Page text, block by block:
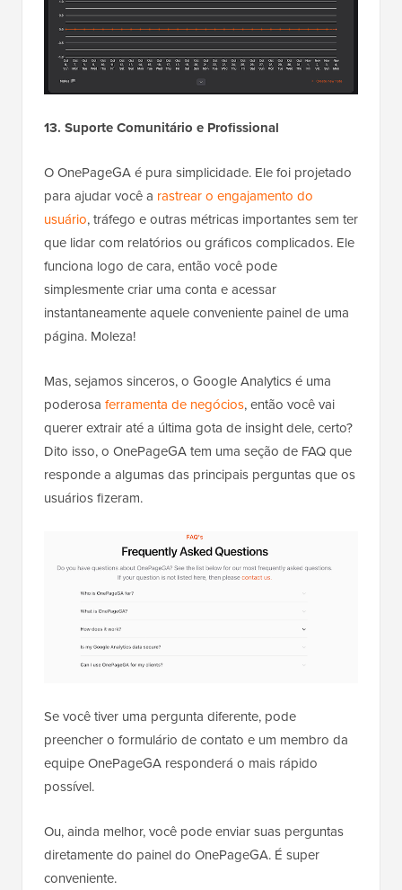
13. Suporte Comunitário e Profissional
O OnePageGA é pura simplicidade. Ele foi projetado
para ajudar você a rastrear o engajamento do
usuário, tráfego e outras métricas importantes sem ter
que lidar com relatórios ou gráficos complicados. Ele
funciona logo de cara, então você pode
simplesmente criar uma conta e acessar
instantaneamente aquele conveniente painel de uma
página. Moleza!
Mas, sejamos sinceros, o Google Analytics é uma
poderosa ferramenta de negócios, então você vai
querer extrair até a última gota de insight dele, certo?
Dito isso, o OnePageGA tem uma seção de FAQ que
responde a algumas das principais perguntas que os
usuários fizeram.
Se você tiver uma pergunta diferente, pode
preencher o formulário de contato e um membro da
equipe OnePageGA responderá o mais rápido
possível.
Ou, ainda melhor, você pode enviar suas perguntas
diretamente do painel do OnePageGA. É super
conveniente.